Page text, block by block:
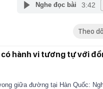
Nghe đọc bài 3:42
Theo
hành vi tương tự với
giữa đường tại Hàn Quốc: